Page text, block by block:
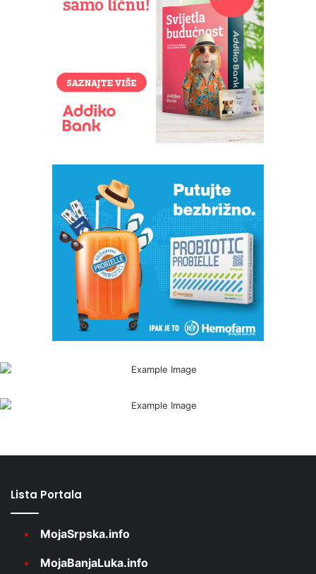
Lista Portala
MojaSrpska.info
MojaBanjaLuka.info